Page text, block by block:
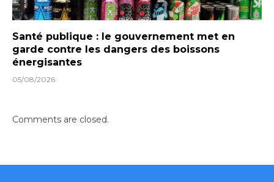
Santé publique : le gouvernement met en
garde contre les dangers des boissons
énergisantes
05/08/2026
Comments are closed.